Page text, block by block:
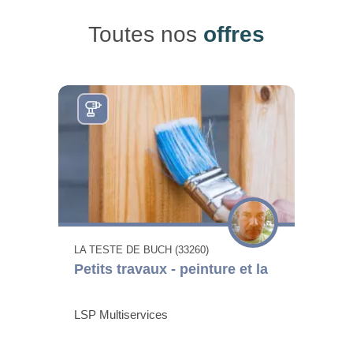
Toutes nos offres
LA TESTE DE BUCH (33260)
Petits travaux - peinture et la
LSP Multiservices